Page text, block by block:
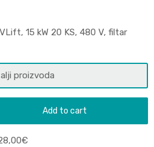
15 kW 20 KS, 480 V, filtar
proizvoda
Add to cart
€